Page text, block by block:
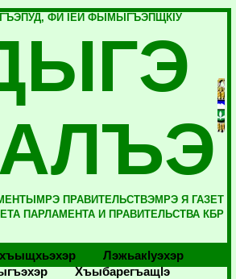
ФИ IЕЙ ФЫМЫГЪЭПЩКIУ
ПРАВИТЕЛЬСТВЭМРЭ Я ГАЗЕТ
ПАРЛАМЕНТА И ПРАВИТЕЛЬСТВА КБР
Лэжьакlуэхэр
Хъыбарегъащlэ